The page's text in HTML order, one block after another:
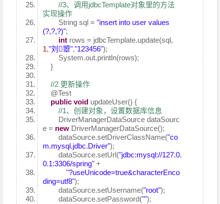
//3、调用jdbcTemplate对象里的方法
实现操作
String sql ="insert into user values
(?,?,?)";
int rows = jdbcTemplate.update(sql,
1,"刘曌","123456");
System.out.println(rows);
}
//2 更新操作
@Test
public void updateUser() {
//1、创建对象，设置数据库信息
DriverManagerDataSource dataSourc
e = new DriverManagerDataSource();
dataSource.setDriverClassName("co
m.mysql.jdbc.Driver");
dataSource.setUrl("jdbc:mysql://127.0.
0.1:3306/spring" +
"?useUnicode=true&characterEnco
ding=utf8");
dataSource.setUsername("root");
dataSource.setPassword("");